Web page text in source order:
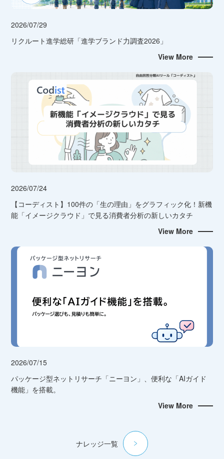
2026/07/29
リクルート進学総研「進学ブランド力調査2026」
View More
2026/07/24
【コーディスト】100件の「生の理由」をグラフィック化！新機
能「イメージクラウド」で見る消費者分析の新しいカタチ
View More
2026/07/15
パッケージ型ネットリサーチ「ニーヨン」、便利な「AIガイド
機能」を搭載。
View More
ナレッジ一覧